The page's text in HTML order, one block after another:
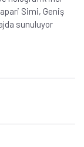
Simi, Geniş
sunuluyor